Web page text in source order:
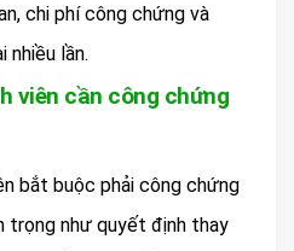
chi phí công chứng và
nhiều lần.
viên cần công chứng
bắt buộc phải công chứng
trọng như quyết định thay